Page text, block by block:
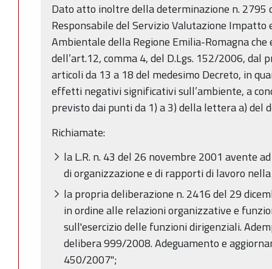
Dato atto inoltre della determinazione n.
Responsabile del Servizio Valutazione
Ambientale della Regione Emilia-Romagna che
dell’art.12, comma 4, del D.Lgs. 152/2006, dal
articoli da 13 a 18 del medesimo Decreto, in
effetti negativi significativi sull’ambiente, a
previsto dai punti da 1) a 3) della lettera a) del
Richiamate:
la L.R. n. 43 del 26 novembre 2001 avente
di organizzazione e di rapporti di lavoro
la propria deliberazione n. 2416 del 29
in ordine alle relazioni organizzative e
sull'esercizio delle funzioni dirigenziali.
delibera 999/2008. Adeguamento e
450/2007";